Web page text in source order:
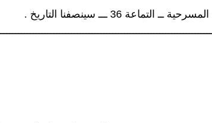
التماعة 36 ـــ سينصفنا التاريخ .